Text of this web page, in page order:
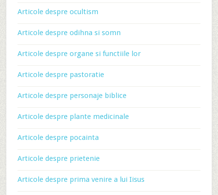
Articole despre ocultism
Articole despre odihna si somn
Articole despre organe si functiile lor
Articole despre pastoratie
Articole despre personaje biblice
Articole despre plante medicinale
Articole despre pocainta
Articole despre prietenie
Articole despre prima venire a lui Iisus